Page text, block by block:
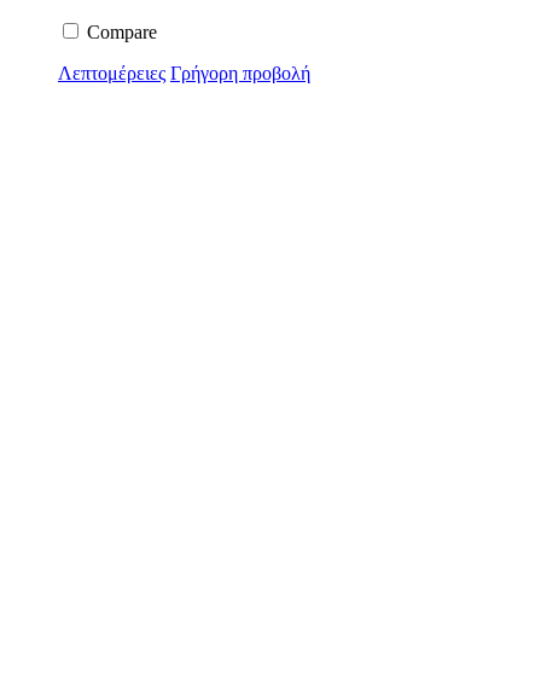
Compare
Λεπτομέρειες Γρήγορη προβολή